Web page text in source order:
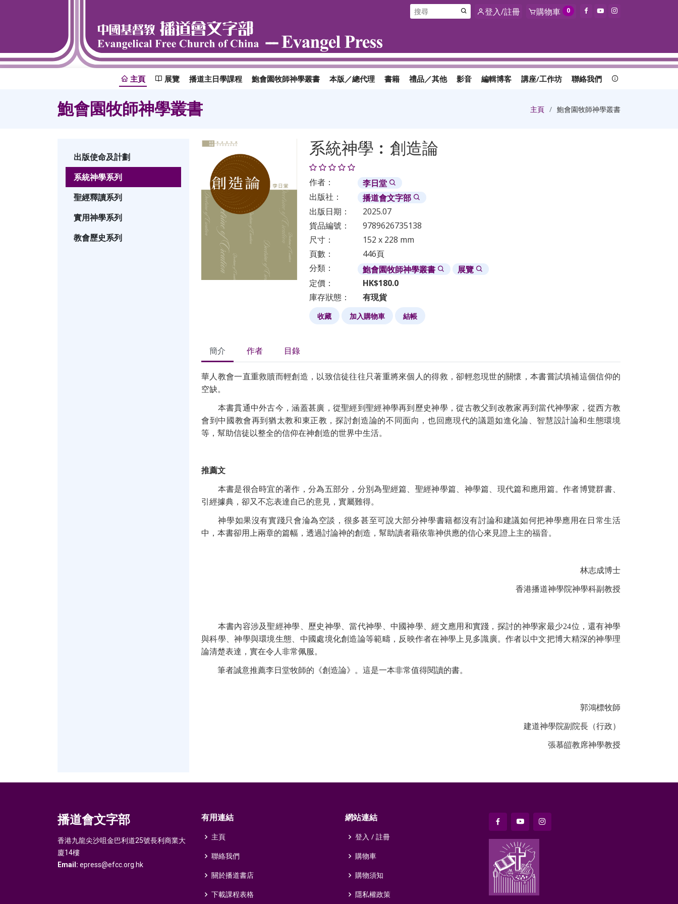
登入/註冊 購物車 0
主頁 展覽 播道主日學課程 鮑會園牧師神學叢書 本版／總代理 書籍 禮品／其他 影音 編輯博客 講座/工作坊 聯絡我們
鮑會園牧師神學叢書 主頁 鮑會園牧師神學叢書
出版使命及計劃
系統神學系列
聖經釋讀系列
實用神學系列
教會歷史系列
系統神學︰創造論
作者：
李日堂
出版社：
播道會文字部
出版日期：
2025.07
貨品編號：
9789626735138
尺寸：
152 x 228 mm
頁數：
446頁
分類：
鮑會園牧師神學叢書
展覽
定價：
HK$180.0
庫存狀態：
有現貨
收藏 加入購物車 結帳
簡介 作者 目錄
華人教會一直重救贖而輕創造，以致信徒往往只著重將來個人的得救，卻輕忽現世的關懷，本書嘗試填補這個信仰的
空缺。
本書貫通中外古今，涵蓋甚廣，從聖經到聖經神學再到歷史神學，從古教父到改教家再到當代神學家，從西方教
會到中國教會再到猶太教和東正教，探討創造論的不同面向，也回應現代的議題如進化論
智慧設計論和生態環境
等，幫助信徒以整全的信仰在神創造的世界中生活。
推薦文
本書是很合時宜的著作，分為五部分，分別為聖經篇、聖經神學篇、神學篇、現代篇和應用篇。作者博覽群書、
引經據典，卻又不忘表達自己的意見，實屬難得。
神學如果沒有實踐只會淪為空談，很多甚至可說大部分神學書籍都沒有討論和建議如何把神學應用在日常生活
中，本書卻用上兩章的篇幅，透過討論神的創造，幫助讀者藉依靠神供應的信心來見證上主的福音。
林志成博士
香港播道神學院神學科副教授
本書內容涉及聖經神學、歷史神學、當代神學、中國神學、經文應用和實踐，探討的神學家最少24位，還有神學
與科學、神學與環境生態、中國處境化創造論等範疇，反映作者在神學上見多識廣。作者以中文把博大精深的神學理
論清楚表達，實在令人非常佩服。
筆者誠意推薦李日堂牧師的《創造論》。這是一本非常值得閱讀的書。
郭鴻標牧師
建道神學院副院長（行政）
張慕皚教席神學教授
播道會文字部
香港九龍尖沙咀金巴利道25號長利商業大
廈14樓
Email: epress@efcc.org.hk
有用連結
主頁
聯絡我們
關於播道書店
下載課程表格
網站連結
登入 / 註冊
購物車
購物須知
隱私權政策